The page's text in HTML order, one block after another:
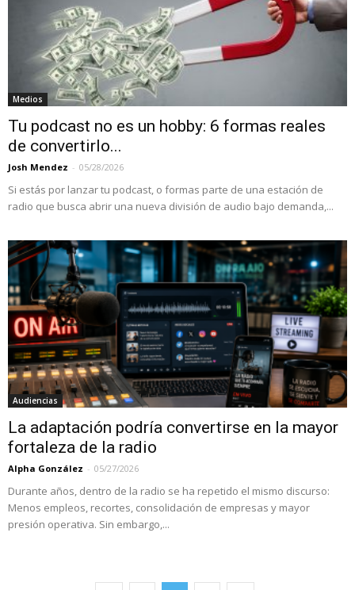
Medios
Tu podcast no es un hobby: 6 formas reales
de convertirlo...
Josh Mendez - 05/28/2026
Si estás por lanzar tu podcast, o formas parte de una estación de
radio que busca abrir una nueva división de audio bajo demanda,...
Audiencias
La adaptación podría convertirse en la mayor
fortaleza de la radio
Alpha González - 05/27/2026
Durante años, dentro de la radio se ha repetido el mismo discurso:
Menos empleos, recortes, consolidación de empresas y mayor
presión operativa. Sin embargo,...